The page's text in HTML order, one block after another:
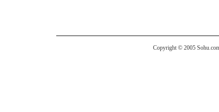
Copyright © 2005